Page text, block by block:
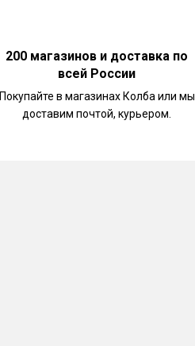
200 магазинов и доставка по
всей России
Покупайте в магазинах Колба или мы
доставим почтой, курьером.